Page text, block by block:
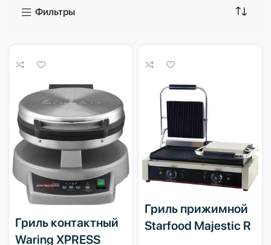
Фильтры
Гриль контактный
Waring XPRESS
Гриль прижимной
Starfood Majestic R